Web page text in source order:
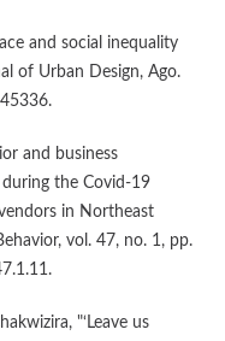
and social inequality
of Urban Design, Ago.
and business
the Covid-19
in Northeast
vol. 47, no. 1, pp.
"‘Leave us